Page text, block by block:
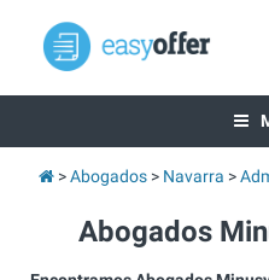
Abogados Navarra
Abogados